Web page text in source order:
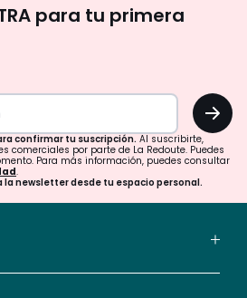
te
tu
para
confirmar
tu
suscripción.
aceptas
para tu primera
OK
confirmar tu suscripción. Al suscribirte,
comerciales por parte de La Redoute. Puedes
Para más información, puedes consultar
.
la newsletter desde tu espacio personal.